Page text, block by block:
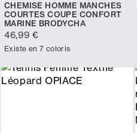
CHEMISE HOMME MANCHES
COURTES COUPE CONFORT
MARINE BRODYCHA
46,99 €
Existe en 7 coloris